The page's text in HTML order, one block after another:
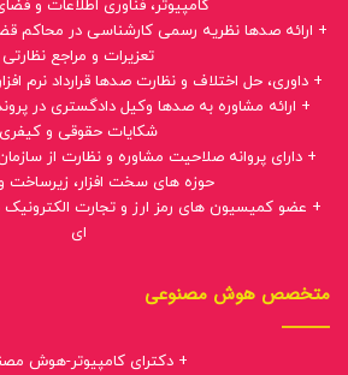
کامپیوتر، فناوری اطلاعات و
+ ارائه صدها نظریه رسمی کارشناسی در محاکم
تعزیرات و مراجع نظارتی
+ داوری، حل اختلاف و نظارت صدها قرارداد نرم
+ ارائه مشاوره به صدها وکیل دادگستری در
شکایات حقوقی و کیفری
+ دارای پروانه صلاحیت مشاوره و نظارت از
حوزه های سخت افزار، زیرساخت و
+ عضو کمیسیون های رمز ارز و تجارت الکترونیک
ای
متخصص هوش مصنوعی
+ دکترای کامپیوتر-هوش